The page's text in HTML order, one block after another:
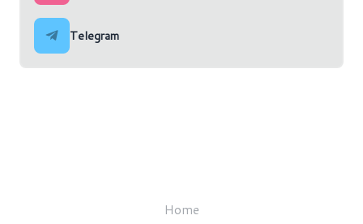
Telegram
Home